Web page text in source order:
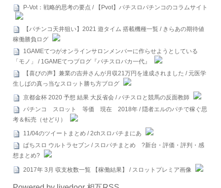
P-Vot：戦略的思考の要点 / 【Pvot】パチスロパチンコのコラムサイト
【パチンコ天井狙い】2021 遊タイム 搭載機種一覧 / きらあの期待値
稼働勝負ログ
1GAMEてつがオンラインサロンメンバーに作らせようとしている
「モノ」 / 1GAMEてつブログ『パチスロバカ一代』
【喜びの声】兼業の吉井さんが月収21万円を達成されました / 元医学
生しばの真っ当なスロット勝ち方ブログ
京都金杯 2020 予想 結果 大反省会 / パチスロと競馬の反面教師
パチンコ スロット 等価 現在 2018年 / 隠者エルのパチで稼ぐ思
考＆転売（せどり）
11/04のツイートまとめ / 2chスロパチまにあ
ぱちスロ ウルトラセブン / スロパチまとめ ?新台・評価・評判・感
想まとめ?
2017年 3月 収支枚数一覧 【稼働結果】 / スロットプレミア画像